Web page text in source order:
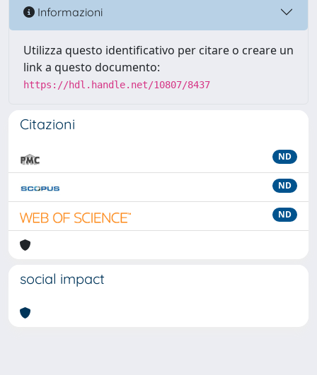
Informazioni
Utilizza questo identificativo per citare o creare un
link a questo documento:
https://hdl.handle.net/10807/8437
Citazioni
ND
ND
ND
social impact